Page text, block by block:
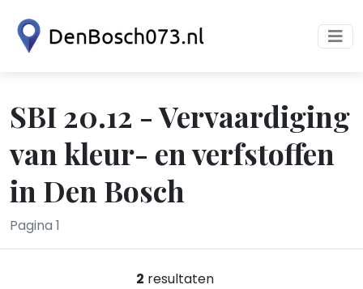
SBI 20.12 - Vervaardiging
van kleur- en verfstoffen
in Den Bosch
Pagina 1
2 resultaten